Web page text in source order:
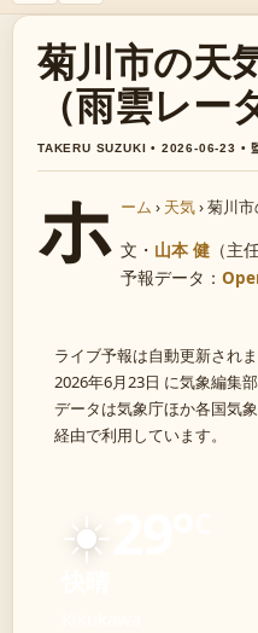
菊川市の天
（雨雲レー
TAKERU SUZUKI • 2026-06-23 •
ホ ーム › 天気›菊川市
文・ 山本 健 （主
予報データ：
ライブ予報は自動更新され
2026年6月23日 に気象編集
データは気象庁ほか各国気
経由で利用しています。
☀️